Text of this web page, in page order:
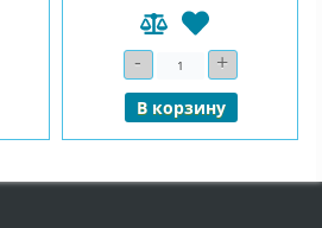
- Количество+
В корзину